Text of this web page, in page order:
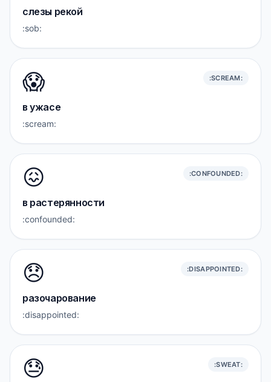
слезы рекой
:sob:
😱 :SCREAM:
в ужасе
:scream:
😖 :CONFOUNDED:
в растерянности
:confounded:
😞 :DISAPPOINTED:
разочарование
:disappointed:
😓 :SWEAT: